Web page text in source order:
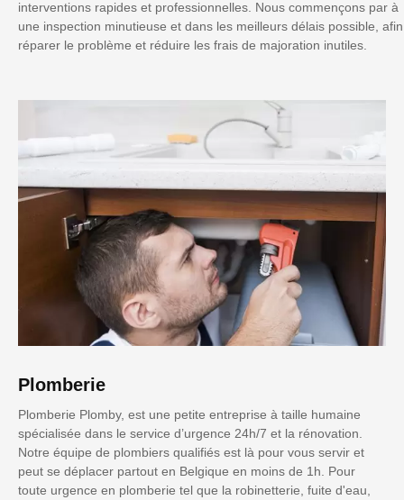
interventions rapides et professionnelles. Nous commençons par à
une inspection minutieuse et dans les meilleurs délais possible, afin
réparer le problème et réduire les frais de majoration inutiles.
Plomberie
Plomberie Plomby, est une petite entreprise à taille humaine
spécialisée dans le service d’urgence 24h/7 et la rénovation.
Notre équipe de plombiers qualifiés est là pour vous servir et
peut se déplacer partout en Belgique en moins de 1h. Pour
toute urgence en plomberie tel que la robinetterie, fuite d'eau,